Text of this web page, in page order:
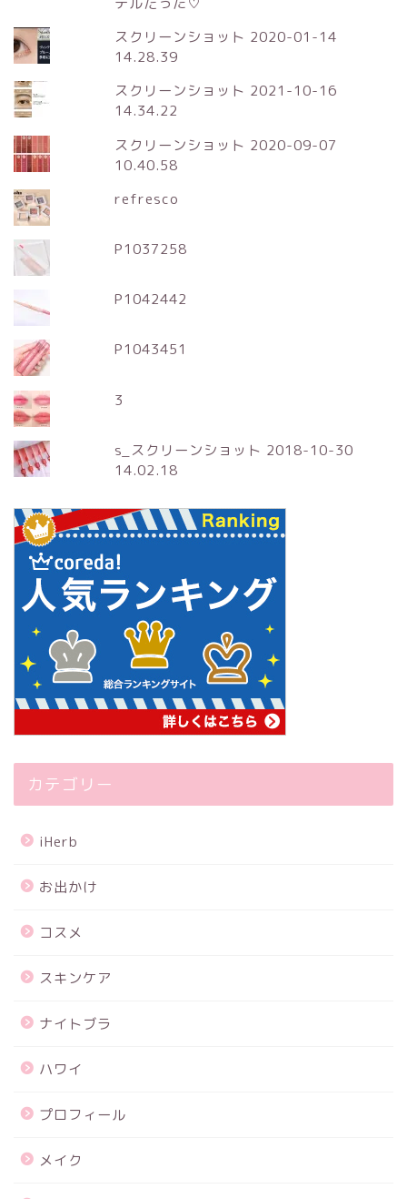
スクリーンショット 2020-01-14
14.28.39
スクリーンショット 2021-10-16
14.34.22
スクリーンショット 2020-09-07
10.40.58
refresco
P1037258
P1042442
P1043451
3
s_スクリーンショット 2018-10-30
14.02.18
カテゴリー
iHerb
お出かけ
コスメ
スキンケア
ナイトブラ
ハワイ
プロフィール
メイク